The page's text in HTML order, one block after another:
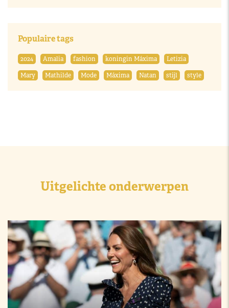
Populaire tags
2024 Amalia fashion koningin Máxima
Letizia
Mary
Mathilde Mode Máxima Natan stijl style
Uitgelichte onderwerpen